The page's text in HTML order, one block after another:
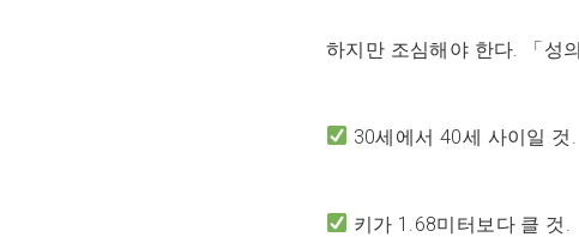
하지만 조심해야 한다. 「성
30세에서 40세 사이일 것.
키가 1.68미터보다 클 것.